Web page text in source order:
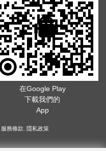
在Google Play
下載我們的
App
服務條款 隱私政策